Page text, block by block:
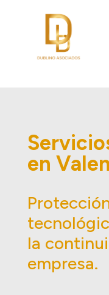
en
la
empresa.